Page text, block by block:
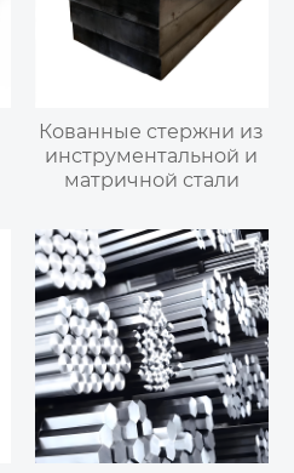
Кованные стержни из
инструментальной и
матричной стали